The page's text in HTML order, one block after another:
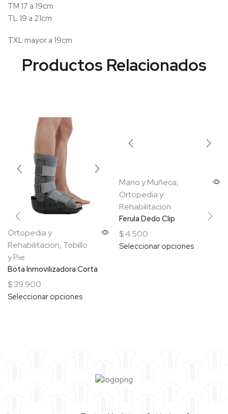
TM 17 a 19cm
TL 19 a 21cm
TXL mayor a 19cm
Ortopedia y
Rehabilitacion, Tobillo
y Pie
Bota Inmovilizadora Corta
$39.900
Seleccionar opciones
Mano y Muñeca,
Ortopedia y
Rehabilitacion
Ferula Dedo Clip
$4.500
Seleccionar opciones